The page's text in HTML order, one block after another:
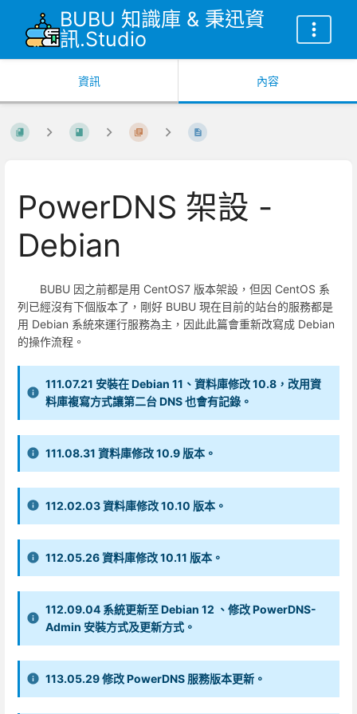
BUBU 知識庫 & 秉迅資
訊.Studio
資訊 內容
PowerDNS 架設 -
Debian
BUBU 因之前都是用 CentOS7 版本架設，但因 CentOS 系
列已經沒有下個版本了，剛好 BUBU 現在目前的站台的服務都是
用 Debian 系統來運行服務為主，因此此篇會重新改寫成 Debian
的操作流程。
111.07.21 安裝在 Debian 11、資料庫修改 10.8，改用資
料庫複寫方式讓第二台 DNS 也會有記錄。
111.08.31 資料庫修改 10.9 版本。
112.02.03 資料庫修改 10.10 版本。
112.05.26 資料庫修改 10.11 版本。
112.09.04 系統更新至 Debian 12 、修改 PowerDNS-
Admin 安裝方式及更新方式。
113.05.29 修改 PowerDNS 服務版本更新。